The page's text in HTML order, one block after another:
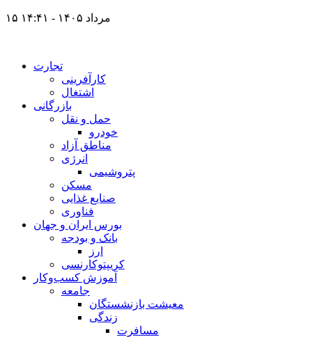
۱۵ مرداد ۱۴۰۵ - ۱۴:۴۱
تجارت
کارآفرینی
اشتغال
بازرگانی
حمل و نقل
خودرو
مناطق آزاد
انرژی
پتروشیمی
مسکن
صنایع غذایی
فناوری
بورس ایران و جهان
بانک و بودجه
ارز
کریپتوکارنسی
آموزش کسب‌وکار
جامعه
معیشت بازنشستگان
زندگی
مسافرت